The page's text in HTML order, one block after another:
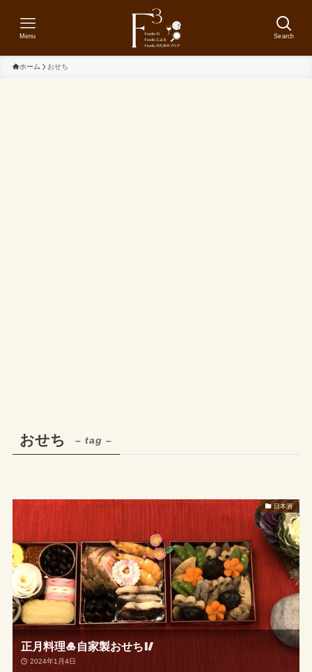
Search
Menu
ホーム おせち
おせち – tag –
日本酒
正月料理🎍自家製おせち🥢
2024年1月4日